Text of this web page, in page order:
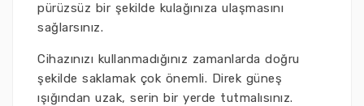
pürüzsüz bir şekilde kulağınıza ulaşmasını
sağlarsınız.
Cihazınızı kullanmadığınız zamanlarda doğru
şekilde saklamak çok önemli. Direk güneş
ışığından uzak, serin bir yerde tutmalısınız.